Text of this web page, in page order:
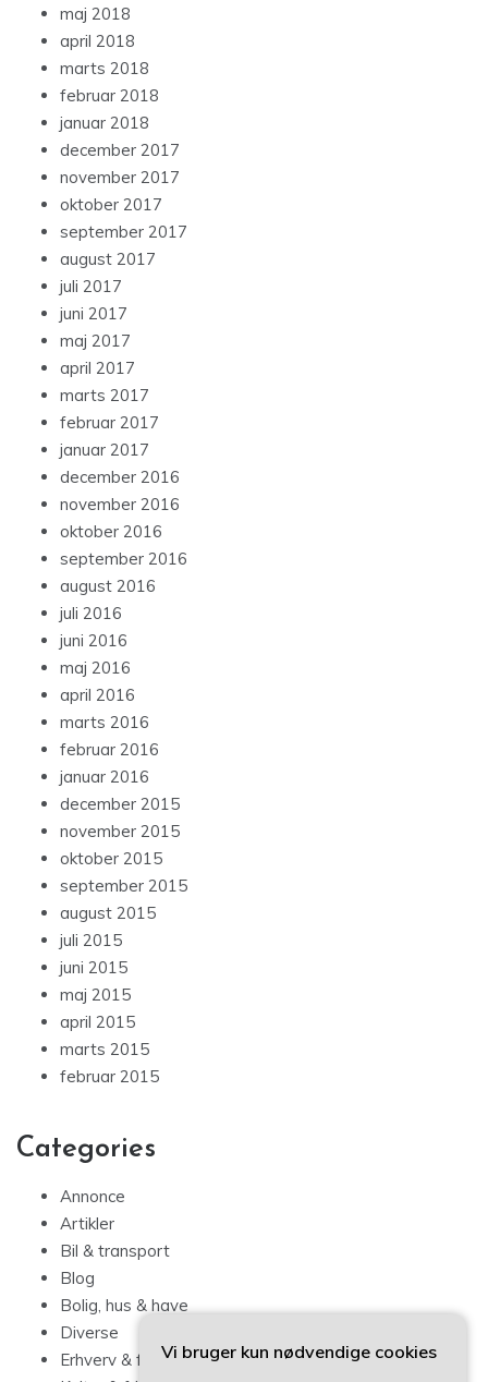
maj 2018
april 2018
marts 2018
februar 2018
januar 2018
december 2017
november 2017
oktober 2017
september 2017
august 2017
juli 2017
juni 2017
maj 2017
april 2017
marts 2017
februar 2017
januar 2017
december 2016
november 2016
oktober 2016
september 2016
august 2016
juli 2016
juni 2016
maj 2016
april 2016
marts 2016
februar 2016
januar 2016
december 2015
november 2015
oktober 2015
september 2015
august 2015
juli 2015
juni 2015
maj 2015
april 2015
marts 2015
februar 2015
Categories
Annonce
Artikler
Bil & transport
Blog
Bolig, hus & have
Diverse
Erhverv & forbrugVi bruger kun nødvendige cookies